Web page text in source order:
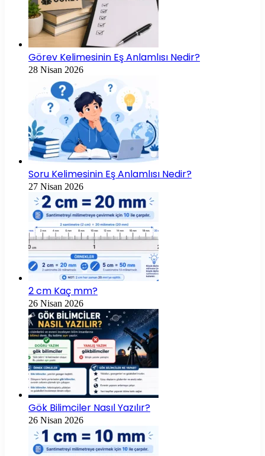
Görev Kelimesinin Eş Anlamlısı Nedir?
28 Nisan 2026
Soru Kelimesinin Eş Anlamlısı Nedir?
27 Nisan 2026
2 cm Kaç mm?
26 Nisan 2026
Gök Bilimciler Nasıl Yazılır?
26 Nisan 2026